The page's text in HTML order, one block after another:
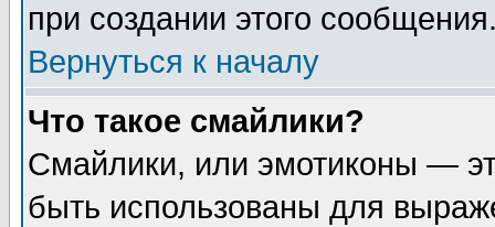
при создании этого
Вернуться к началу
Что такое смайлики?
Смайлики, или эмотиконы —
быть использованы для